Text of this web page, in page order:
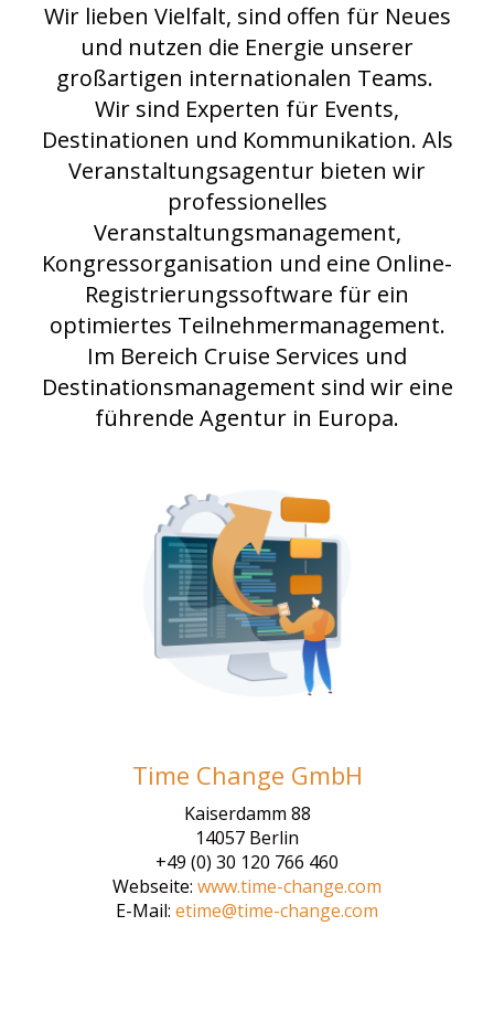
Wir lieben Vielfalt, sind offen für Neues
und nutzen die Energie unserer
großartigen internationalen Teams.
Wir sind Experten für Events,
Destinationen und Kommunikation. Als
Veranstaltungsagentur bieten wir
professionelles
Veranstaltungsmanagement,
Kongressorganisation und eine Online-
Registrierungssoftware für ein
optimiertes Teilnehmermanagement.
Im Bereich Cruise Services und
Destinationsmanagement sind wir eine
führende Agentur in Europa.
Time Change GmbH
Kaiserdamm 88
14057 Berlin
+49 (0) 30 120 766 460
Webseite: www.time-change.com
E-Mail: etime@time-change.com